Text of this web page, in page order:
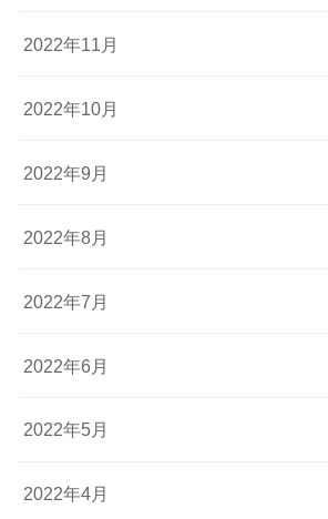
2022年11月
2022年10月
2022年9月
2022年8月
2022年7月
2022年6月
2022年5月
2022年4月